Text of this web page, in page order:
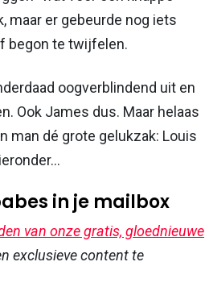
maar er gebeurde nog iets
begon te twijfelen.
oogverblindend uit en
Ook James dus. Maar helaas
man dé grote gelukzak: Louis
in je mailbox
van onze gratis, gloednieuwe
exclusieve content te